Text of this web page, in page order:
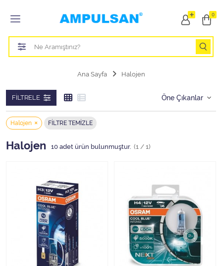
0
Tüm Kategoriler
Led Aydınlatma Ampulü
Otomobil Led Park Ampulü
Otomobil Gösterge Ampulü
Halojen Off Road Rally Ampulü
Motosiklet Halojen Far Ampulü
Ana Sayfa Halojen
FILTRELE
Halojen FILTRE TEMIZLE
Halojen 10 adet ürün bulunmuştur. (1 / 1)